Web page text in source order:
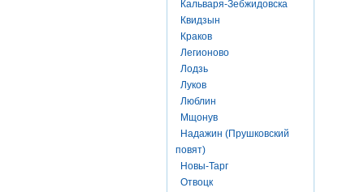
Кальваря-Зебжидовска
Квидзын
Краков
Легионово
Лодзь
Луков
Люблин
Мщонув
Надажин (Прушковский
повят)
Новы-Тарг
Отвоцк